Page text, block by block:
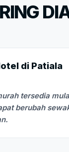
di Patiala
tersedia
berubah